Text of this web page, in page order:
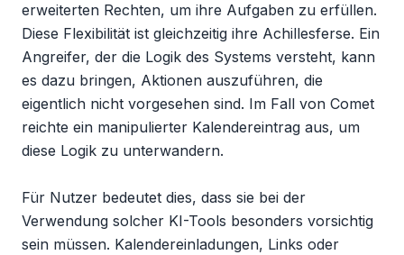
erweiterten Rechten, um ihre Aufgaben zu erfüllen.
Diese Flexibilität ist gleichzeitig ihre Achillesferse. Ein
Angreifer, der die Logik des Systems versteht, kann
es dazu bringen, Aktionen auszuführen, die
eigentlich nicht vorgesehen sind. Im Fall von Comet
reichte ein manipulierter Kalendereintrag aus, um
diese Logik zu unterwandern.
Für Nutzer bedeutet dies, dass sie bei der
Verwendung solcher KI-Tools besonders vorsichtig
sein müssen. Kalendereinladungen, Links oder